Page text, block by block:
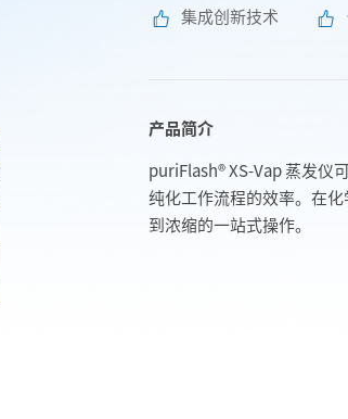
集成创新技术
产品简介
puriFlash® XS-Vap 蒸发仪
纯化工作流程的效率。在
到浓缩的一站式操作。